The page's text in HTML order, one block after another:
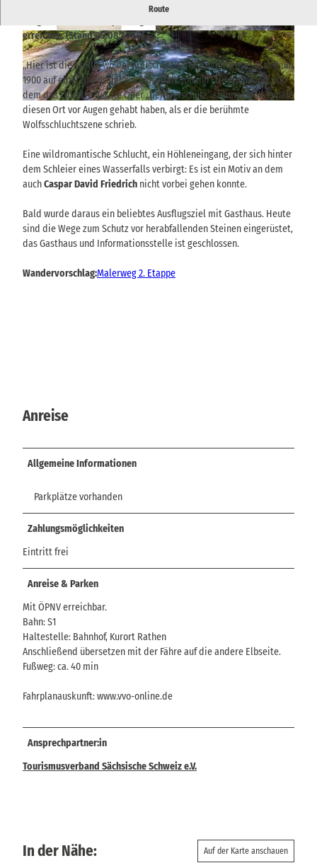
© viawww.saechsische-schweiz.de, A. Meurer |CC-BY-SA
© via www.saechsische-schweiz.de, Hamburger
Kunsthalle, bpk, Foto: Christoph Irrgang |
CC-BY-ND
© via www.saechsische-schweiz.de, A. Meurer |
CC-BY-SA
Route
Amselfall - Inspirationsort von Caspar David Friedrich
erreichen. (Stand 05.08.2026)
„Hier ist die Stelle, wo der Freischütz seine Kugeln goss“, stand um
1900 auf einer Steintafel am Amselfall. Johann Friedrich Kind, von
dem das Libretto für die Oper „Der Freischütz“ stammt, soll genau
diesen Ort vor Augen gehabt haben, als er die berühmte
Wolfsschluchtszene schrieb.
Eine wildromantische Schlucht, ein Höhleneingang, der sich hinter
dem Schleier eines Wasserfalls verbirgt: Es ist ein Motiv an dem
auchCaspar David Friedrich nicht vorbei gehen konnte.
Bald wurde daraus ein beliebtes Ausflugsziel mit Gasthaus. Heute
sind die Wege zum Schutz vor herabfallenden Steinen eingerüstet,
das Gasthaus und Informationsstelle ist geschlossen.
Wandervorschlag:Malerweg 2. Etappe
Anreise
Allgemeine Informationen
Parkplätze vorhanden
Zahlungsmöglichkeiten
Eintritt frei
Anreise & Parken
Mit ÖPNV erreichbar.
Bahn: S1
Haltestelle: Bahnhof, Kurort Rathen
Anschließend übersetzen mit der Fähre auf die andere Elbseite.
Fußweg: ca. 40 min
Fahrplanauskunft: www.vvo-online.de
Ansprechpartner:in
Tourismusverband Sächsische Schweiz e.V.
In der Nähe: Auf der Karte anschauen